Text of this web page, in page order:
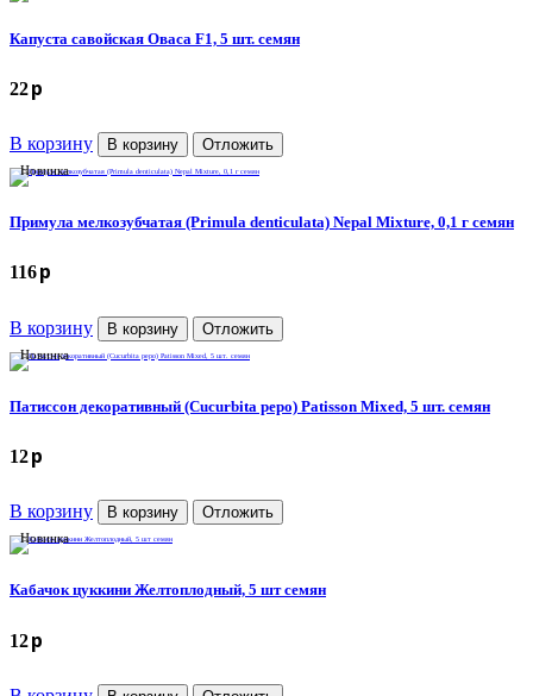
Капуста савойская Оваса F1, 5 шт. семян
22p
В корзину В корзину Отложить
Новинка
Примула мелкозубчатая (Primula denticulata) Nepal Mixture, 0,1 г семян
116p
В корзину В корзину Отложить
Новинка
Патиссон декоративный (Cucurbita pepo) Patisson Mixed, 5 шт. семян
12p
В корзину В корзину Отложить
Новинка
Кабачок цуккини Желтоплодный, 5 шт семян
12p